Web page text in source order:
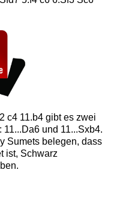
c4 11.b4 gibt es zwei
und 11...Sxb4.
Sumets belegen, dass
ist, Schwarz